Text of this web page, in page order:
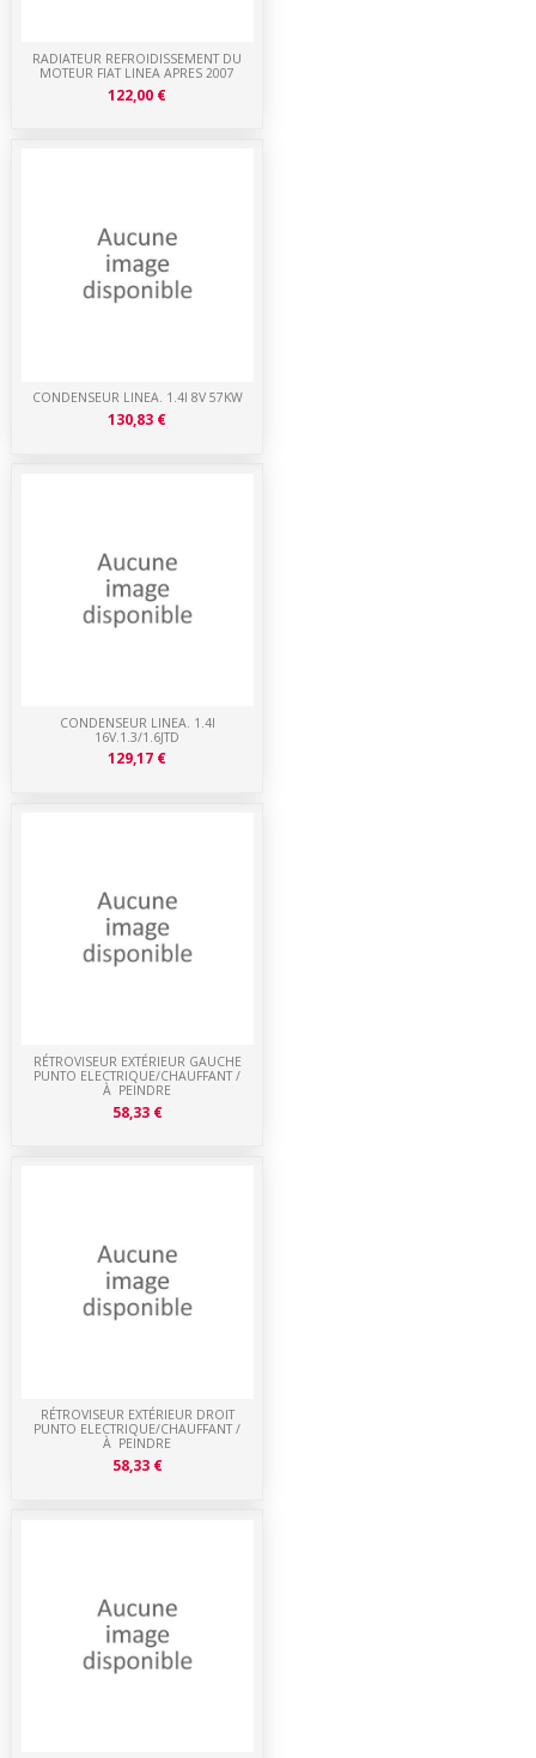
RÉTROVISEUR EXTÉRIEUR DROIT
PUNTO ELECTRIQUE/CHAUFFANT /
À PEINDRE
58,33 €
RÉTROVISEUR EXTÉRIEUR GAUCHE
PUNTO ELECTRIQUE/CHAUFFANT /
À PEINDRE
58,33 €
CONDENSEUR LINEA. 1.4I
16V.1.3/1.6JTD
129,17 €
CONDENSEUR LINEA. 1.4I 8V 57KW
130,83 €
RADIATEUR REFROIDISSEMENT DU
MOTEUR FIAT LINEA APRES 2007
122,00 €